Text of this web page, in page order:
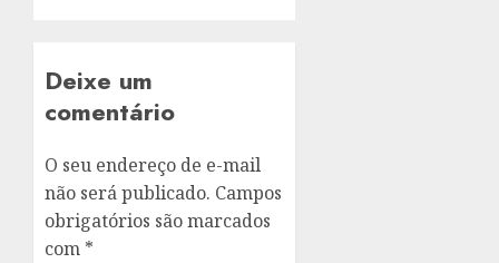
Deixe um
comentário
O seu endereço de e-mail
não será publicado. Campos
obrigatórios são marcados
com *